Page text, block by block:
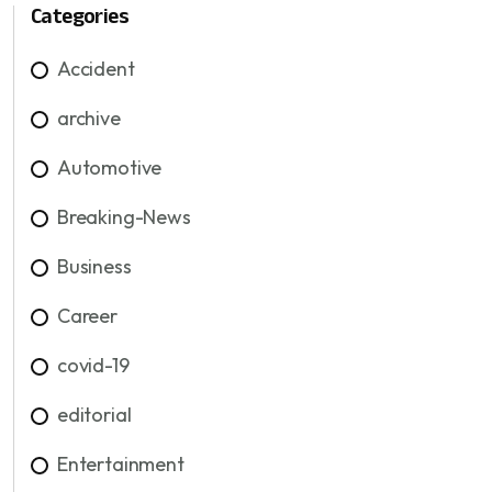
Categories
Accident
archive
Automotive
Breaking-News
Business
Career
covid-19
editorial
Entertainment